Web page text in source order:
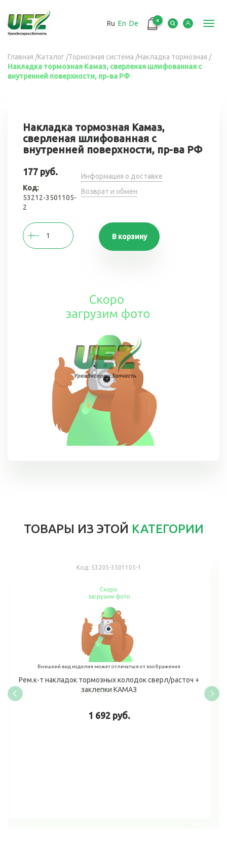
основному
содержанию
Ru En De 0
Вы
здесь
Главная /Каталог /Тормозная система /Накладка тормозная /
Накладка тормозная Камаз, сверленая шлифованная с
внутренней поверхности, пр-ва РФ
Накладка тормозная Камаз,
сверленая шлифованная с
внутренней поверхности, пр-ва РФ
177 руб.
Код:
53212-3501105-
2
Информация о доставке
Возврат и обмен
В корзину
ТОВАРЫ ИЗ ЭТОЙ КАТЕГОРИИ
Код: 53205-3501105-1
Внешний вид изделия может отличаться от изображения
Рем.к-т накладок тормозных колодок сверл/расточ +
заклепки КАМАЗ
1 692 руб.